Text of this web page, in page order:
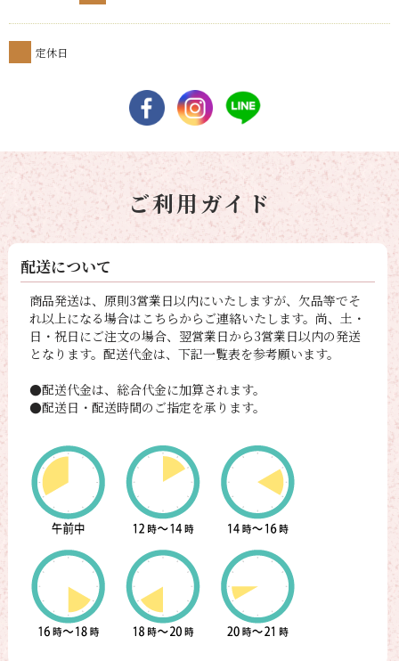
定休日
ご利用ガイド
配送について
商品発送は、原則3営業日以内にいたしますが、欠品等でそ
れ以上になる場合はこちらからご連絡いたします。尚、土・
日・祝日にご注文の場合、翌営業日から3営業日以内の発送
となります。配送代金は、下記一覧表を参考願います。
●配送代金は、総合代金に加算されます。
●配送日・配送時間のご指定を承ります。